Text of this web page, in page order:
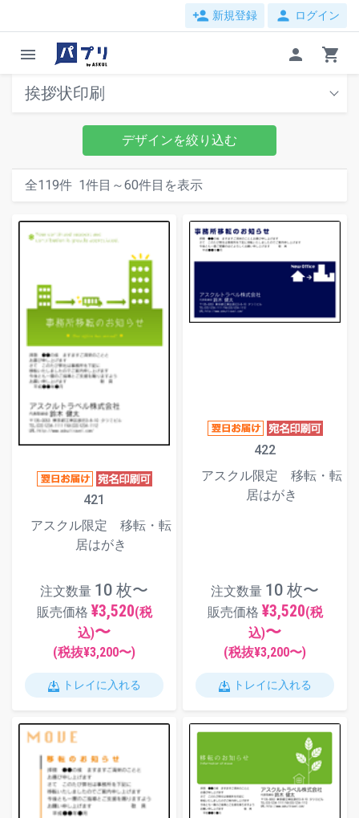
person_add 新規登録 person ログイン
menu person
shopping_cart
挨拶状印刷
デザインを絞り込む
全119件 1件目～60件目を表示
421
アスクル限定 移転・転
居はがき
注文数量 10 枚〜
販売価格 ¥3,520(税
込)〜
(税抜¥3,200〜)
トレイに入れる
422
アスクル限定 移転・転
居はがき
注文数量 10 枚〜
販売価格 ¥3,520(税
込)〜
(税抜¥3,200〜)
トレイに入れる